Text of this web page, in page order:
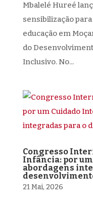
Mbalelé Hureé
sensibilização
educação em
do
Inclusivo. No...
Congresso
Infância: por
abordagens
21 Mai, 2026